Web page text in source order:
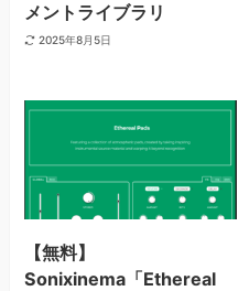
メントライブラリ
2025年8月5日
【無料】
Sonixinema「Ethereal